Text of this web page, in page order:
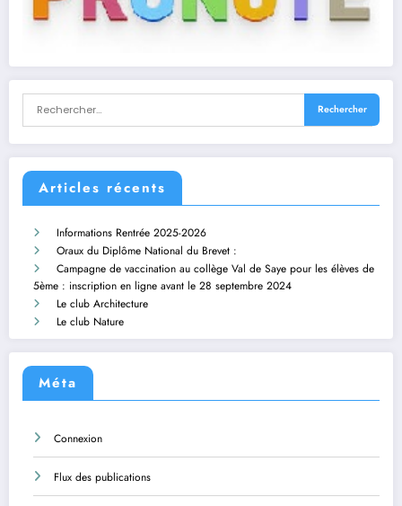
Articles récents
Informations Rentrée 2025-2026
Oraux du Diplôme National du Brevet :
Campagne de vaccination au collège Val de Saye pour les élèves de
5ème : inscription en ligne avant le 28 septembre 2024
Le club Architecture
Le club Nature
Méta
Connexion
Flux des publications